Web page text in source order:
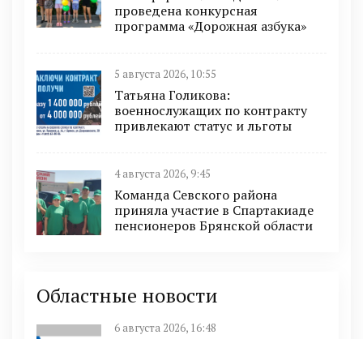
проведена конкурсная
программа «Дорожная азбука»
5 августа 2026, 10:55
Татьяна Голикова:
военнослужащих по контракту
привлекают статус и льготы
4 августа 2026, 9:45
Команда Севского района
приняла участие в Спартакиаде
пенсионеров Брянской области
Областные новости
6 августа 2026, 16:48